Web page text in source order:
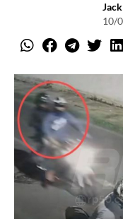
10/